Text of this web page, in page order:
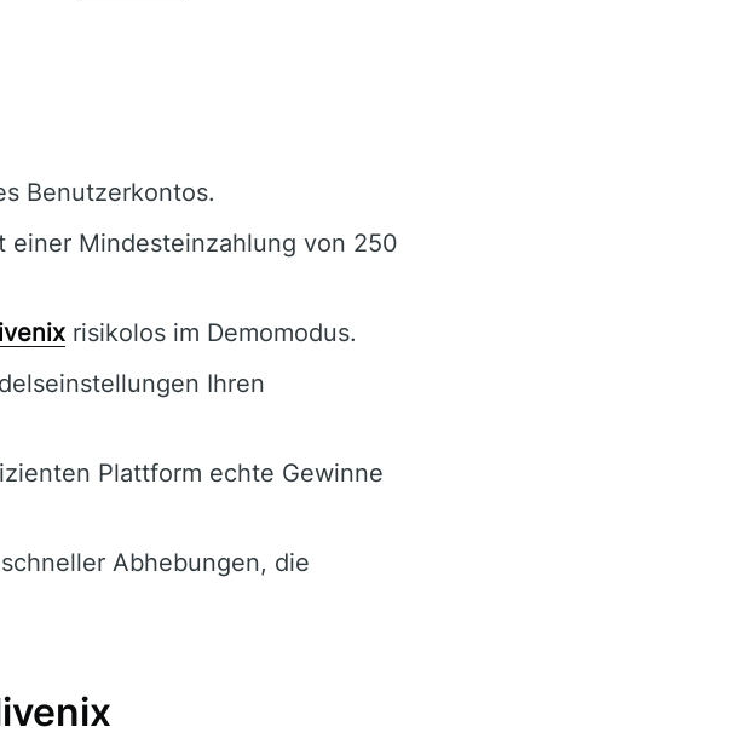
Benutzerkontos.
einer Mindesteinzahlung von 250
risikolos im Demomodus.
Ihren
Plattform echte Gewinne
Abhebungen, die